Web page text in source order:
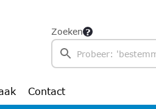
Zoeken
Contact